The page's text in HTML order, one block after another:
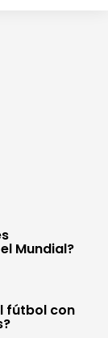
Mundial?
fútbol con